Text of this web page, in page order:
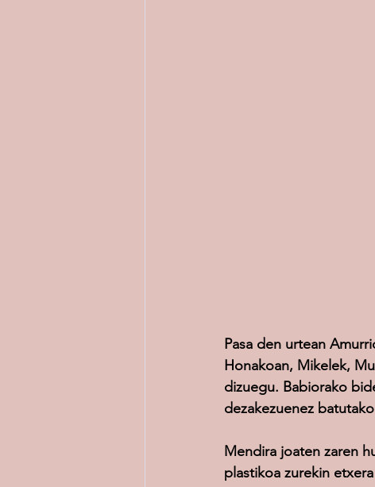
Pasa den urtean
Honakoan, Mikelek,
dizuegu. Babiorako
dezakezuenez
Mendira joaten zaren
plastikoa zurekin